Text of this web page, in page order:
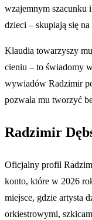
wzajemnym szacunku
dzieci – skupiają się
Klaudia towarzyszy
cieniu – to świadomy
wywiadów Radzimir
pozwala mu tworzyć
Radzimir
Oficjalny profil
konto, które w 2026
miejsce, gdzie artysta
orkiestrowymi,